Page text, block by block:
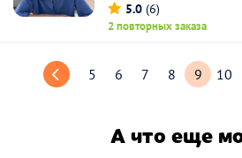
5.0 (6)
2 повторных заказа
5 6 7 8 9 10
А что еще